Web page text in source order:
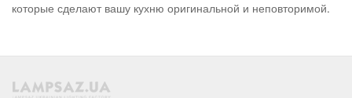
которые сделают вашу кухню оригинальной и неповторимой.